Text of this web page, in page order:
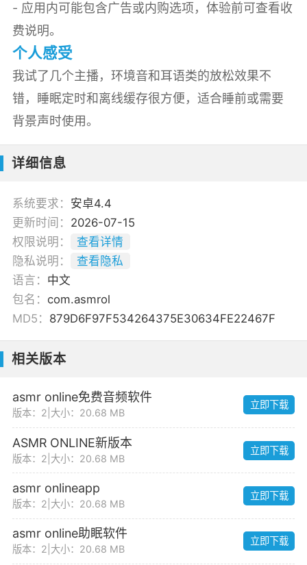
- 应用内可能包含广告或内购选项，体验前可查看收
费说明。
个人感受
我试了几个主播，环境音和耳语类的放松效果不
错，睡眠定时和离线缓存很方便，适合睡前或需要
背景声时使用。
详细信息
系统要求： 安卓4.4
更新时间： 2026-07-15
权限说明：
查看详情
隐私说明：
查看隐私
语言： 中文
包名： com.asmrol
MD5： 879D6F97F534264375E30634FE22467F
相关版本
asmr online免费音频软件
版本：2 大小：20.68 MB
立即下载
ASMR ONLINE新版本
版本：2 大小：20.68 MB
立即下载
asmr onlineapp
版本：2 大小：20.68 MB
立即下载
asmr online助眠软件
版本：2 大小：20.68 MB
立即下载